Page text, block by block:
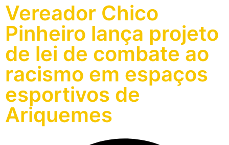
Vereador Chico
Pinheiro lança projeto
de lei de combate ao
racismo em espaços
esportivos de
Ariquemes